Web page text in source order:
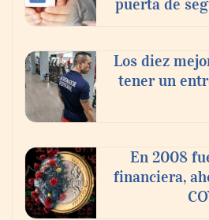
La omnicanalidad
puerta de
Los diez
tener un
En 2008
financiera,